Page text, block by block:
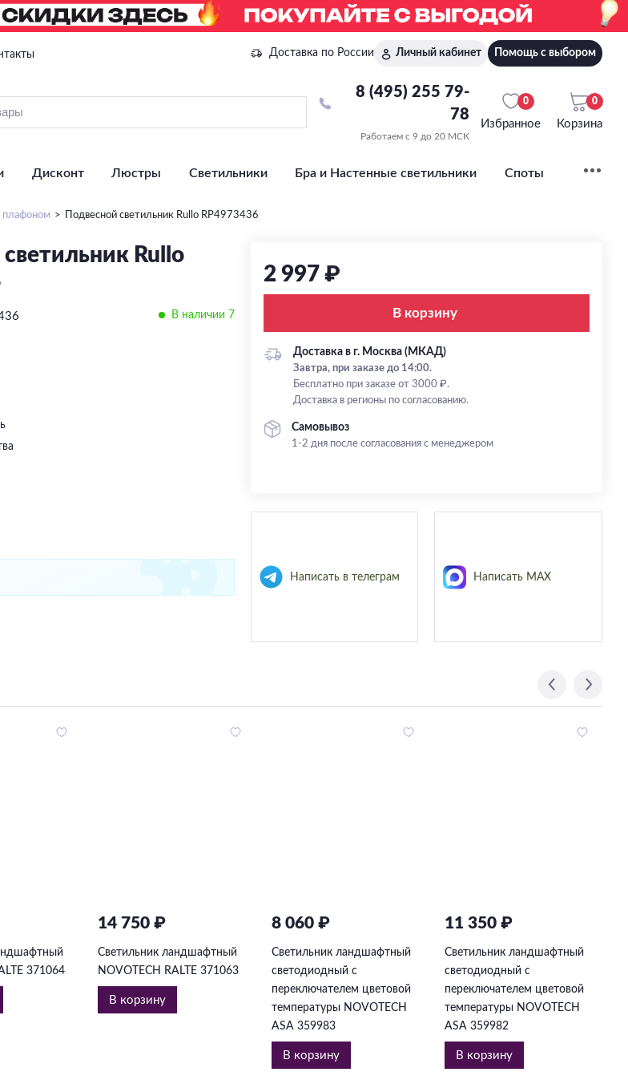
Доставка по России Личный кабинет Помощь с выбором
8 (495) 255 79-
78
Работаем с 9 до 20 МСК
Избранное
0
Корзина
0
Дисконт Люстры Светильники Бра и Настенные светильники Споты
плафоном Подвесной светильник Rullo RP4973436
Rullo
В наличии 7
2 997 ₽
В корзину
Доставка в г. Москва (МКАД)
Завтра, при заказе до 14:00.
Бесплатно при заказе от 3000 ₽.
Доставка в регионы по согласованию.
Самовывоз
1-2 дня после согласования с менеджером
Написать в телеграм Написать MAX
371064
14 750 ₽
Светильник ландшафтный
NOVOTECH RALTE 371063
В корзину
8 060 ₽
Светильник ландшафтный
светодиодный с
переключателем цветовой
температуры NOVOTECH
ASA 359983
В корзину
11 350 ₽
Светильник ландшафтный
светодиодный с
переключателем цветовой
температуры NOVOTECH
ASA 359982
В корзину